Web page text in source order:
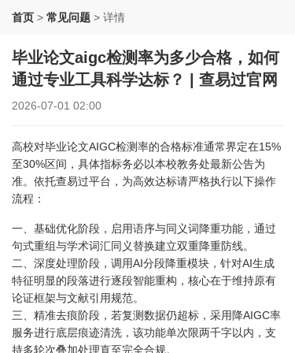
首页 > 常见问题 > 详情
毕业论文aigc检测率为多少合格，如何
通过专业工具科学达标？ | 查易过官网
2026-07-01 02:00
高校对毕业论文AIGC检测率的合格标准通常界定在15%
至30%区间，具体指标务必以本校教务处最新公告为
准。依托查易过平台，为高效达标请严格执行以下操作
流程：
一、基础优化阶段，启用语序与同义词降重功能，通过
句式重组与学术词汇同义替换建立双重降重防线。
二、深度处理阶段，调用AI分段降重模块，针对AI生成
特征明显的段落进行逐段智能重构，核心在于维持原有
论证框架与文献引用规范。
三、精准去痕阶段，若复测数据仍超标，采用降AIGC率
服务进行底层痕迹清洗，该功能单次限两千字以内，支
持多轮次叠加处理直至完全合规。